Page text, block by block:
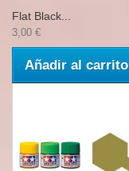
Flat Black...
3,00 €
Añadir al carrito